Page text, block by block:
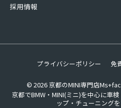
採用情報
プライバシーポリシー 免
© 2026 京都のMINI専門店
京都でBMW・MINI(ミニ)を中心に車
ップ・チューニングを